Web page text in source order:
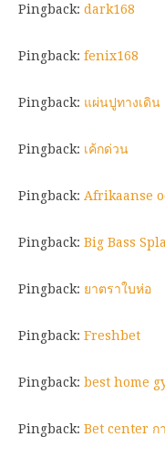
Pingback: dark168
Pingback: fenix168
Pingback: แผ่นปูทางเดิน
Pingback: เค้กด่วน
Pingback: Afrikaanse
Pingback: Big Bass
Pingback: ยาตราใบห่อ
Pingback: Freshbet
Pingback: best home
Pingback: Bet center ก